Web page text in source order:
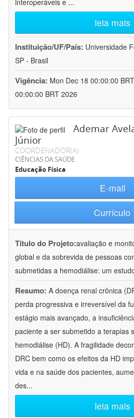
interoperáveis e ...
leia mais
Instituição/UF/País: Universidade
SP - Brasil
Vigência: Mon Dec 18 00:00:00
00:00:00 BRT 2026
Ademar
Júnior
COORDENADOR(A)
CIÊNCIAS DA SAÚDE
Educação Física
E-mail
Currículo
Título do Projeto:avaliação e
global e da sobrevida de pessoas
submetidas a hemodiálise: um
Resumo: A doença renal crônica
perda progressiva e irreversível da
estágio mais avançado, a
paciente a ser submetido a terapias
hemodiálise (HD). A fragilidade
DRC bem como os efeitos da HD
vida e na saúde dos pacientes,
des...
leia mais